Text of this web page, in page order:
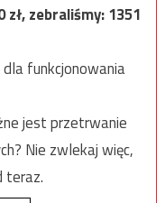
zł, zebraliśmy:1351
funkcjonowania
jest przetrwanie
Nie zwlekaj więc,
teraz.